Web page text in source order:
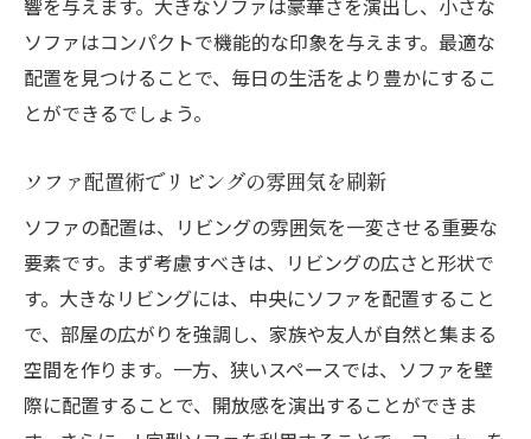
響を与えます。大きなソファは豪華さを演出し、小さな
ソファはコンパクトで機能的な印象を与えます。最適な
配置を見つけることで、毎日の生活をより豊かにするこ
とができるでしょう。
ソファ配置術でリビングの雰囲気を刷新
ソファの配置は、リビングの雰囲気を一変させる重要な
要素です。まず考慮すべきは、リビングの広さと形状で
す。大きなリビングには、中央にソファを配置すること
で、部屋の広がりを強調し、家族や友人が自然と集まる
空間を作ります。一方、狭いスペースでは、ソファを壁
際に配置することで、開放感を演出することができま